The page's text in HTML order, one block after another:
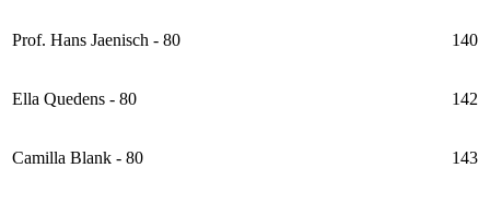
Prof. Hans Jaenisch - 80 140
Ella Quedens - 80 142
Camilla Blank - 80 143